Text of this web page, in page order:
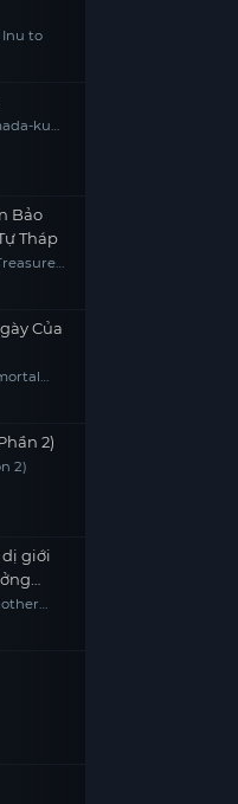
Inu to
kun
Bảo
Tháp
Của
2)
2)
giới